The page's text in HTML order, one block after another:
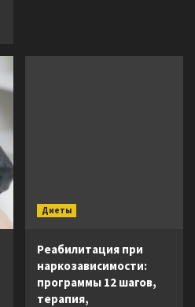
Диеты
Реабилитация при
наркозависимости:
программы 12 шагов,
терапия,